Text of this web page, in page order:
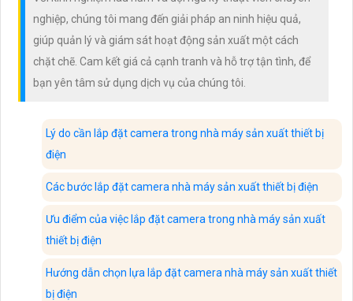
nghiệp, chúng tôi mang đến giải pháp an ninh hiệu quả,
giúp quản lý và giám sát hoạt động sản xuất một cách
chặt chẽ. Cam kết giá cả cạnh tranh và hỗ trợ tận tình, để
bạn yên tâm sử dụng dịch vụ của chúng tôi.
Lý do cần lắp đặt camera trong nhà máy sản xuất thiết bị
điện
Các bước lắp đặt camera nhà máy sản xuất thiết bị điện
Ưu điểm của việc lắp đặt camera trong nhà máy sản xuất
thiết bị điện
Hướng dẫn chọn lựa lắp đặt camera nhà máy sản xuất thiết
bị điện